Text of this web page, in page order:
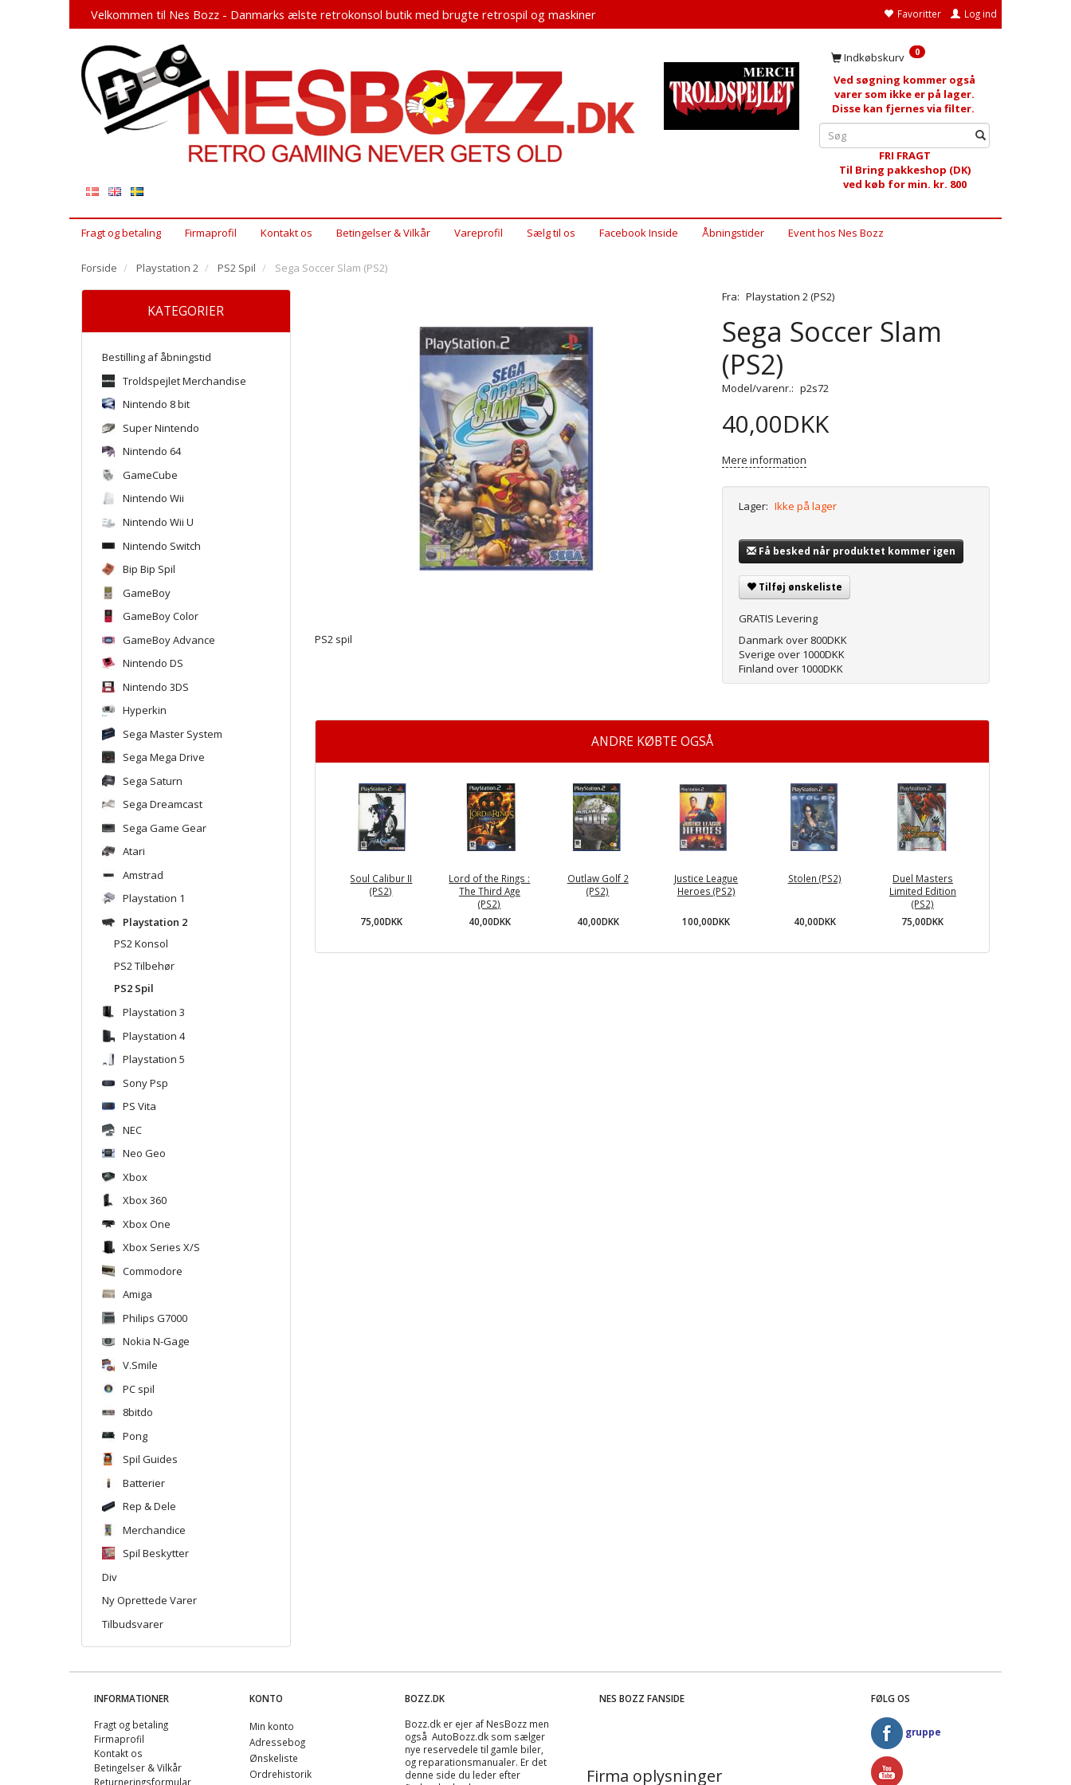
Favoritter Log ind
Velkommen til Nes Bozz - Danmarks ælste retrokonsol butik med brugte retrospil og maskiner
Indkøbskurv 0
Ved søgning kommer også
varer som ikke er på lager.
Disse kan fjernes via filter.
FRI FRAGT
Til Bring pakkeshop (DK)
ved køb for min. kr. 800
Fragt og betaling Firmaprofil Kontakt os Betingelser & Vilkår Vareprofil Sælg til os Facebook Inside Åbningstider Event hos Nes Bozz
Forside Playstation 2 PS2 Spil Sega Soccer Slam (PS2)
KATEGORIER
Bestilling af åbningstid
Troldspejlet Merchandise
Nintendo 8 bit
Super Nintendo
Nintendo 64
GameCube
Nintendo Wii
Nintendo Wii U
Nintendo Switch
Bip Bip Spil
GameBoy
GameBoy Color
GameBoy Advance
Nintendo DS
Nintendo 3DS
Hyperkin
Sega Master System
Sega Mega Drive
Sega Saturn
Sega Dreamcast
Sega Game Gear
Atari
Amstrad
Playstation 1
Playstation 2
PS2 Konsol
PS2 Tilbehør
PS2 Spil
Playstation 3
Playstation 4
Playstation 5
Sony Psp
PS Vita
NEC
Neo Geo
Xbox
Xbox 360
Xbox One
Xbox Series X/S
Commodore
Amiga
Philips G7000
Nokia N-Gage
V.Smile
PC spil
8bitdo
Pong
Spil Guides
Batterier
Rep & Dele
Merchandice
Spil Beskytter
Div
Ny Oprettede Varer
Tilbudsvarer
PS2 spil
Fra: Playstation 2 (PS2)
Sega Soccer Slam
(PS2)
Model/varenr.: p2s72
40,00DKK
Mere information
Lager: Ikke på lager
Få besked når produktet kommer igen
Tilføj ønskeliste
GRATIS Levering
Danmark over 800DKK
Sverige over 1000DKK
Finland over 1000DKK
ANDRE KØBTE OGSÅ
Soul Calibur II
(PS2)
75,00DKK
Lord of the Rings :
The Third Age
(PS2)
40,00DKK
Outlaw Golf 2
(PS2)
40,00DKK
Justice League
Heroes (PS2)
100,00DKK
Stolen (PS2)
40,00DKK
Duel Masters
Limited Edition
(PS2)
75,00DKK
INFORMATIONER
Fragt og betaling
Firmaprofil
Kontakt os
Betingelser & Vilkår
Returneringsformular
KONTO
Min konto
Adressebog
Ønskeliste
Ordrehistorik
BOZZ.DK
Bozz.dk er ejer af NesBozz men
også AutoBozz.dk som sælger
nye reservedele til gamle biler,
og reparationsmanualer. Er det
denne side du leder efter
NES BOZZ FANSIDE
Firma oplysninger
FØLG OS
gruppe